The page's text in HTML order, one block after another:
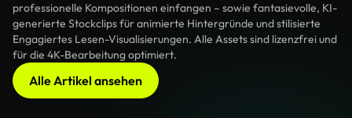
professionelle Kompositionen einfangen – sowie fantasievolle, KI-
generierte Stockclips für animierte Hintergründe und stilisierte
Engagiertes Lesen-Visualisierungen. Alle Assets sind lizenzfrei und
für die 4K-Bearbeitung optimiert.
Alle Artikel ansehen